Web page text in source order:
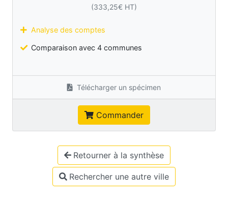
(333,25€ HT)
Analyse des comptes
Comparaison avec 4 communes
Télécharger un spécimen
Commander
Retourner à la synthèse
Rechercher une autre ville